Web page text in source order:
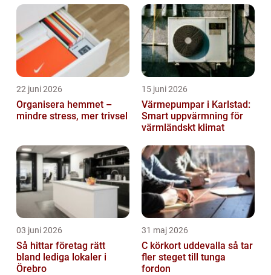
22 juni 2026
Organisera hemmet –
mindre stress, mer trivsel
15 juni 2026
Värmepumpar i Karlstad:
Smart uppvärmning för
värmländskt klimat
03 juni 2026
Så hittar företag rätt
bland lediga lokaler i
Örebro
31 maj 2026
C körkort uddevalla så tar
fler steget till tunga
fordon